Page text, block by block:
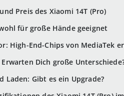
Preis des Xiaomi 14T (Pro)
für große Hände geeignet
High-End-Chips von MediaTek
Erwarten Dich große
Laden: Gibt es ein Upgrade?